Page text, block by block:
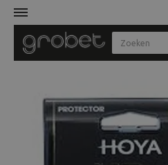
Fotocamera